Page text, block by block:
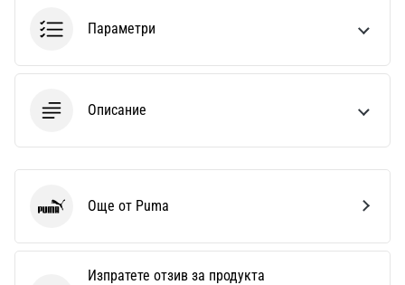
Параметри
Описание
Изпратете отзив за продукта
Puma Още от Puma